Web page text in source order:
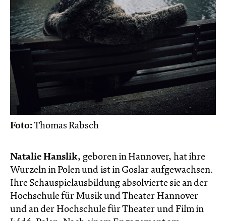
Foto:Thomas Rabsch
Natalie Hanslik, geboren in Hannover, hat ihre
Wurzeln in Polen und ist in Goslar aufgewachsen.
Ihre Schauspielausbildung absolvierte sie an der
Hochschule für Musik und Theater Hannover
und an der Hochschule für Theater und Film in